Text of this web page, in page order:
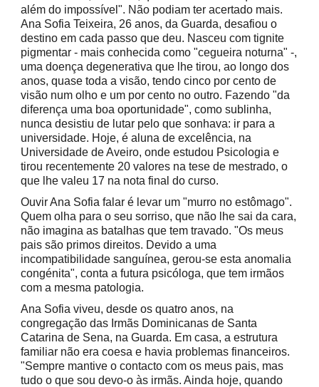
além do impossível". Não podiam ter acertado mais.
Ana Sofia Teixeira, 26 anos, da Guarda, desafiou o
destino em cada passo que deu. Nasceu com tignite
pigmentar - mais conhecida como "cegueira noturna" -,
uma doença degenerativa que lhe tirou, ao longo dos
anos, quase toda a visão, tendo cinco por cento de
visão num olho e um por cento no outro. Fazendo "da
diferença uma boa oportunidade", como sublinha,
nunca desistiu de lutar pelo que sonhava: ir para a
universidade. Hoje, é aluna de excelência, na
Universidade de Aveiro, onde estudou Psicologia e
tirou recentemente 20 valores na tese de mestrado, o
que lhe valeu 17 na nota final do curso.
Ouvir Ana Sofia falar é levar um "murro no estômago".
Quem olha para o seu sorriso, que não lhe sai da cara,
não imagina as batalhas que tem travado. "Os meus
pais são primos direitos. Devido a uma
incompatibilidade sanguínea, gerou-se esta anomalia
congénita", conta a futura psicóloga, que tem irmãos
com a mesma patologia.
Ana Sofia viveu, desde os quatro anos, na
congregação das Irmãs Dominicanas de Santa
Catarina de Sena, na Guarda. Em casa, a estrutura
familiar não era coesa e havia problemas financeiros.
"Sempre mantive o contacto com os meus pais, mas
tudo o que sou devo-o às irmãs. Ainda hoje, quando